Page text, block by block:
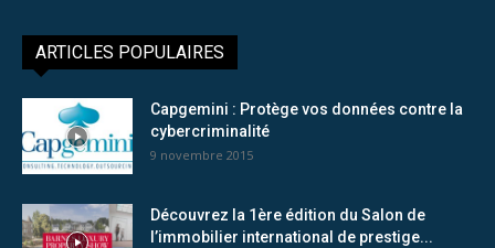
ARTICLES POPULAIRES
Capgemini : Protège vos données contre la
cybercriminalité
9 novembre 2015
Découvrez la 1ère édition du Salon de
l’immobilier international de prestige...